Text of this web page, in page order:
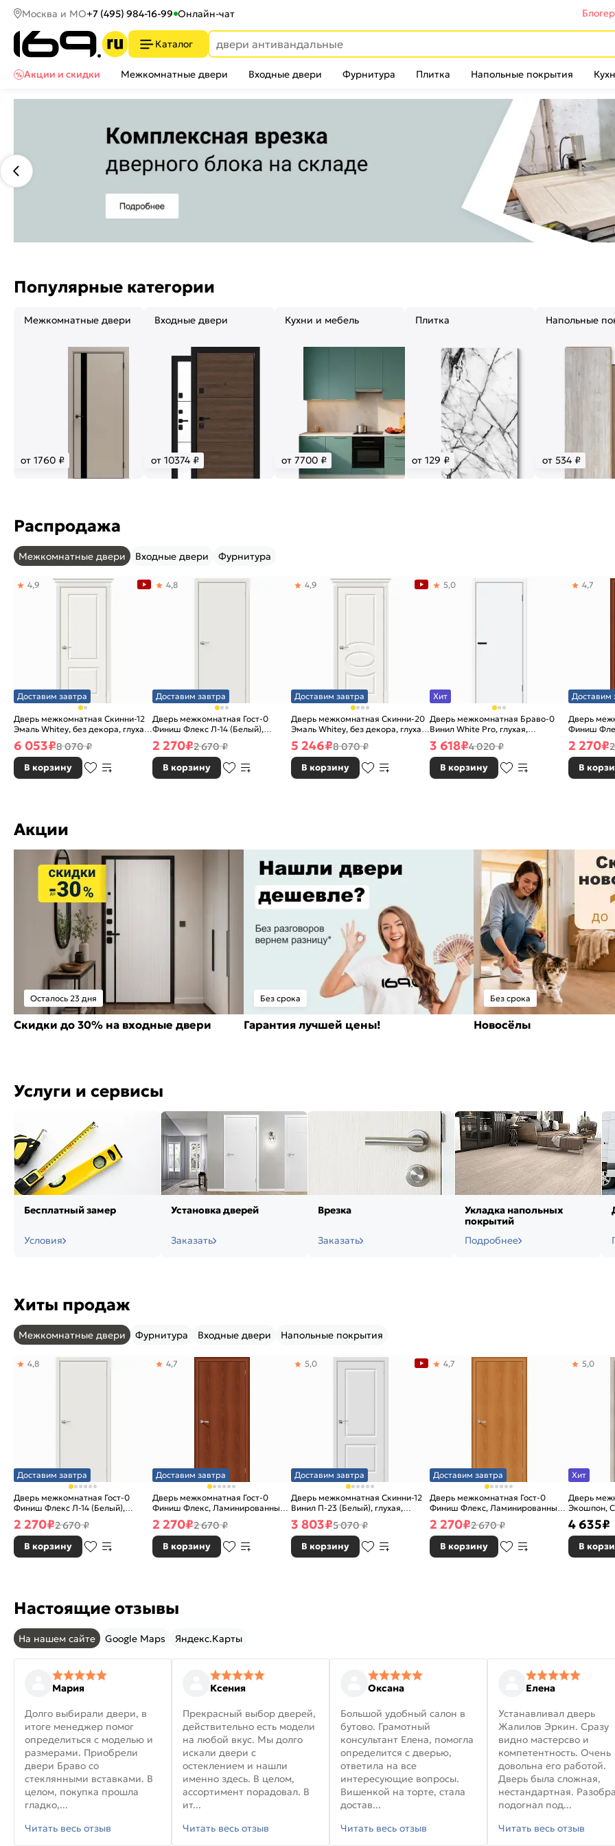
Москва и МО+7 (495) 984-16-99 Онлайн-чат
Каталог
Акции и скидки
Межкомнатные двери Входные двери Фурнитура Плитка Напольные покрытия
Популярные категории
Межкомнатные двери
от 1760 ₽
Входные двери
от 10374 ₽
Кухни и мебель
от 7700 ₽
Плитка
от 129 ₽
Напольные
от 534 ₽
Распродажа
Межкомнатные двери Входные двери Фурнитура
Доставим завтра
Дверь межкомнатная Скинни-12
Эмаль Whitey, без декора, глухая,
без стекла, без кромки, скиновая
4,9
6 053₽8 070 ₽
В корзину
Доставим завтра
Дверь межкомнатная Гост-0
Финиш Флекс Л-14 (Белый),
глухая, каркасно-щитовая
4,8
2 270₽2 670 ₽
В корзину
Доставим завтра
Дверь межкомнатная Скинни-20
Эмаль Whitey, без декора, глухая,
без стекла, без кромки, скиновая
4,9
5 246₽8 070 ₽
В корзину
Хит
Дверь межкомнатная Браво-0
Винил White Pro, глухая,
каркасно-щитовая
5,0
3 618₽4 020 ₽
В корзину
Доставим
Дверь
Финиш
Л-11
каркасно-
4,7
2 270₽
В
Акции
Осталось 23 дня
Скидки до 30% на входные двери
Без срока
Гарантия лучшей цены!
Без срока
Новосёлы
Услуги и сервисы
Бесплатный замер
Условия
Установка дверей
Заказать
Врезка
Заказать
Укладка напольных
покрытий
Подробнее
Хиты продаж
Межкомнатные двери Фурнитура Входные двери Напольные покрытия
Доставим завтра
Дверь межкомнатная Гост-0
Финиш Флекс Л-14 (Белый),
глухая, каркасно-щитовая
4,8
2 270₽2 670 ₽
В корзину
Доставим завтра
Дверь межкомнатная Гост-0
Финиш Флекс, Ламинированные
Л-11 (ИталОрех), глухая,
каркасно-щитовая
4,7
2 270₽2 670 ₽
В корзину
Доставим завтра
Дверь межкомнатная Скинни-12
Винил П-23 (Белый), глухая,
скиновая
5,0
3 803₽5 070 ₽
В корзину
Доставим завтра
Дверь межкомнатная Гост-0
Финиш Флекс, Ламинированные
Л-12 (МиланОрех), глухая,
каркасно-щитовая
4,7
2 270₽2 670 ₽
В корзину
Хит
Дверь
Экошпон,
5,0
4 635₽
В
Настоящие отзывы
На нашем сайте Google Maps Яндекс.Карты
Мария
Долго выбирали двери, в
итоге менеджер помог
определиться с моделью и
размерами. Приобрели
двери Браво со
стеклянными вставками. В
целом, покупка прошла
гладко,...
Читать весь отзыв
Ксения
Прекрасный выбор дверей,
действительно есть модели
на любой вкус. Мы долго
искали двери с
остеклением и нашли
именно здесь. В целом,
ассортимент порадовал. В
ит...
Читать весь отзыв
Оксана
Большой удобный салон в
бутово. Грамотный
консультант Елена, помогла
определится с дверью,
ответила на все
интересующие вопросы.
Вишенкой на торте, стала
достав...
Читать весь отзыв
Елена
Устанавливал дверь
Жалилов Эркин. Сразу
видно мастерсво и
компетентность. Очень
довольна его работой.
Дверь была сложная,
нестандартная.
подогнал под...
Читать весь отзыв